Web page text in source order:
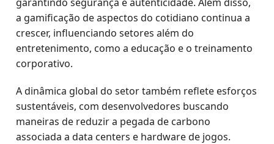
a gamificação de aspectos do cotidiano continua a
crescer, influenciando setores além do
entretenimento, como a educação e o treinamento
corporativo.
A dinâmica global do setor também reflete esforços
sustentáveis, com desenvolvedores buscando
maneiras de reduzir a pegada de carbono
associada a data centers e hardware de jogos.